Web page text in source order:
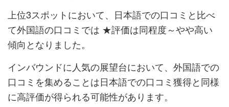
上位3スポットにおいて、日本語での口コミと比べ
て外国語の口コミでは ★評価は同程度～やや高い
傾向となりました。
インバウンドに人気の展望台において、外国語での
口コミを集めることは日本語での口コミ獲得と同様
に高評価が得られる可能性があります。